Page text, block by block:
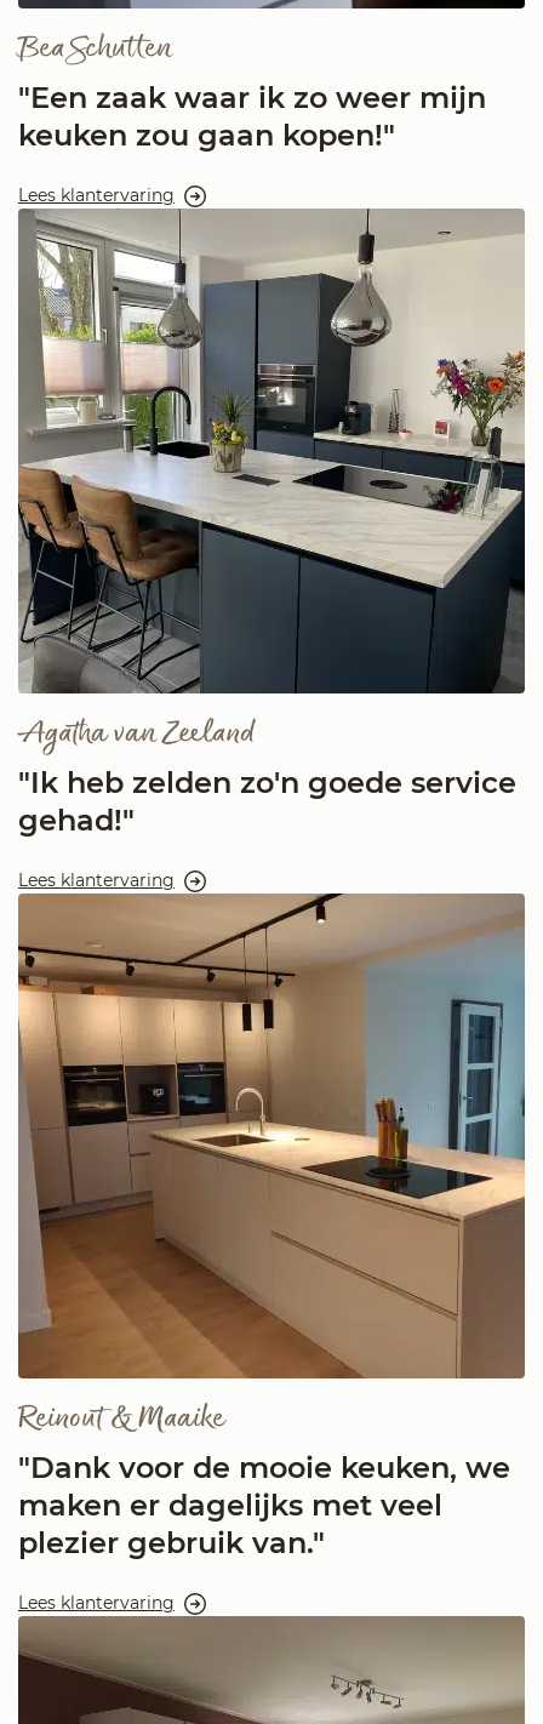
Bea Schutten
"Een zaak waar ik zo weer mijn
keuken zou gaan kopen!"
Lees klantervaring
Agatha van Zeeland
"Ik heb zelden zo'n goede service
gehad!"
Lees klantervaring
Reinout & Maaike
"Dank voor de mooie keuken, we
maken er dagelijks met veel
plezier gebruik van."
Lees klantervaring